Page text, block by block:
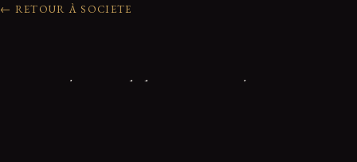
← RETOUR À SOCIETE
0 réactions de la communauté